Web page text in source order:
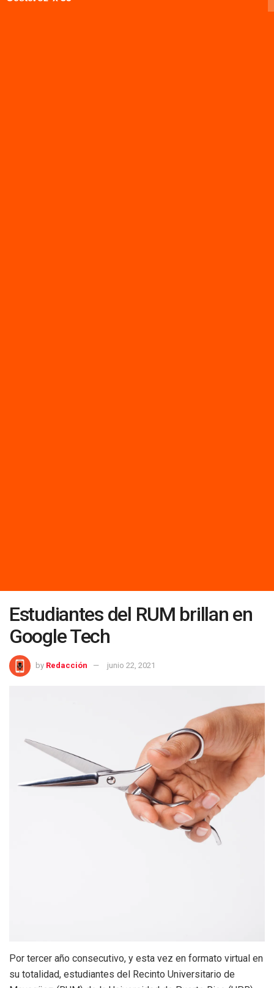
Estudiantes del RUM brillan en
Google Tech
by Redacción junio 22, 2021
Por tercer año consecutivo, y esta vez en formato virtual en
su totalidad, estudiantes del Recinto Universitario de